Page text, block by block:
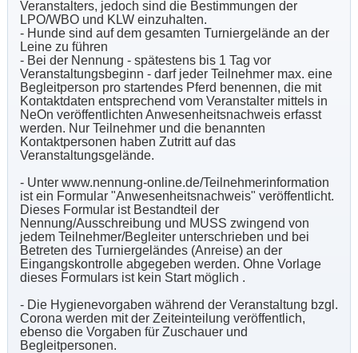
Veranstalters, jedoch sind die Bestimmungen der
LPO/WBO und KLW einzuhalten.
- Hunde sind auf dem gesamten Turniergelände an der
Leine zu führen
- Bei der Nennung - spätestens bis 1 Tag vor
Veranstaltungsbeginn - darf jeder Teilnehmer max. eine
Begleitperson pro startendes Pferd benennen, die mit
Kontaktdaten entsprechend vom Veranstalter mittels in
NeOn veröffentlichten Anwesenheitsnachweis erfasst
werden. Nur Teilnehmer und die benannten
Kontaktpersonen haben Zutritt auf das
Veranstaltungsgelände.
- Unter www.nennung-online.de/Teilnehmerinformation
ist ein Formular "Anwesenheitsnachweis" veröffentlicht.
Dieses Formular ist Bestandteil der
Nennung/Ausschreibung und MUSS zwingend von
jedem Teilnehmer/Begleiter unterschrieben und bei
Betreten des Turniergeländes (Anreise) an der
Eingangskontrolle abgegeben werden. Ohne Vorlage
dieses Formulars ist kein Start möglich .
- Die Hygienevorgaben während der Veranstaltung bzgl.
Corona werden mit der Zeiteinteilung veröffentlich,
ebenso die Vorgaben für Zuschauer und
Begleitpersonen.